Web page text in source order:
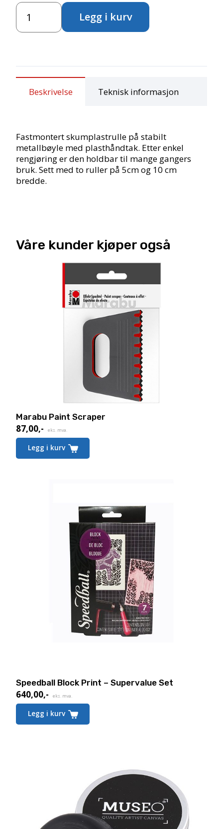
Marabu
Skumplastrull
–
Legg i kurv
Beskrivelse Teknisk informasjon
Fastmontert skumplastrulle på stabilt
metallbøyle med plasthåndtak. Etter enkel
rengjøring er den holdbar til mange gangers
bruk. Sett med to ruller på 5cm og 10 cm
bredde.
Våre kunder kjøper også
Marabu Paint Scraper
87,00,- eks. mva.
Legg i kurv
Speedball Block Print – Supervalue Set
640,00,- eks. mva.
Legg i kurv